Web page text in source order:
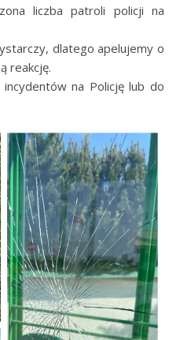
liczba patroli policji na
dlatego apelujemy o
reakcję.
na Policję lub do